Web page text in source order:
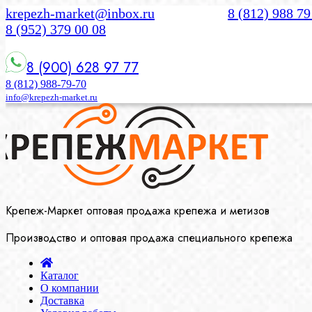
krepezh-market@inbox.ru
8 (812) 988
8 (952) 379 00 08
8 (900) 628 97 77
8 (812) 988-79-70
info@krepezh-market.ru
Крепеж-Маркет оптовая продажа крепежа и метизов
Производство и оптовая продажа специального крепежа
Каталог
О компании
Доставка